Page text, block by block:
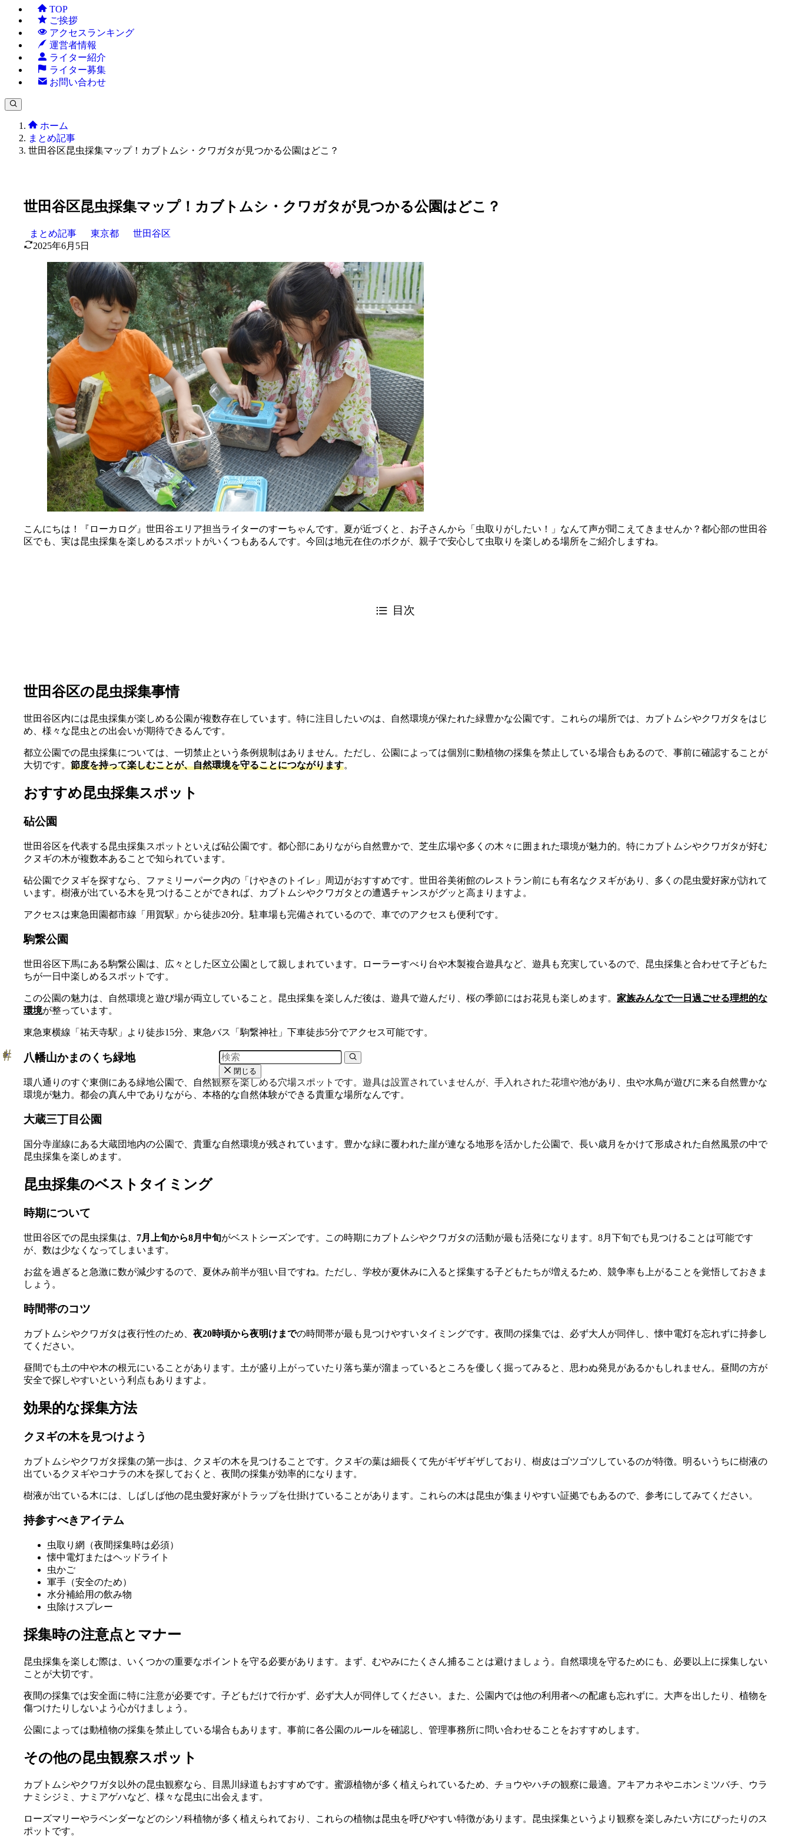
TOP
ご挨拶
アクセスランキング
運営者情報
ライター紹介
ライター募集
お問い合わせ
ホーム
まとめ記事
世田谷区昆虫採集マップ！カブトムシ・クワガタが見つかる公園はどこ？
世田谷区昆虫採集マップ！カブトムシ・クワガタが見つかる公園はどこ？
まとめ記事 東京都
世田谷区
2025年6月5日
こんにちは！『ローカログ』世田谷エリア担当ライターのすーちゃんです。夏が近づくと、お子さんから「虫取りがしたい！」なんて声が聞こえてきませんか？都心部の世田谷
区でも、実は昆虫採集を楽しめるスポットがいくつもあるんです。今回は地元在住のボクが、親子で安心して虫取りを楽しめる場所をご紹介しますね。
目次
世田谷区の昆虫採集事情
世田谷区内には昆虫採集が楽しめる公園が複数存在しています。特に注目したいのは、自然環境が保たれた緑豊かな公園です。これらの場所では、カブトムシやクワガタをはじ
め、様々な昆虫との出会いが期待できるんです。
都立公園での昆虫採集については、一切禁止という条例規制はありません。ただし、公園によっては個別に動植物の採集を禁止している場合もあるので、事前に確認することが
大切です。 節度を持って楽しむことが、自然環境を守ることにつながります。
おすすめ昆虫採集スポット
砧公園
世田谷区を代表する昆虫採集スポットといえば砧公園です。都心部にありながら自然豊かで、芝生広場や多くの木々に囲まれた環境が魅力的。特にカブトムシやクワガタが好む
クヌギの木が複数本あることで知られています。
砧公園でクヌギを探すなら、ファミリーパーク内の「けやきのトイレ」周辺がおすすめです。世田谷美術館のレストラン前にも有名なクヌギがあり、多くの昆虫愛好家が訪れて
います。樹液が出ている木を見つけることができれば、カブトムシやクワガタとの遭遇チャンスがグッと高まりますよ。
アクセスは東急田園都市線「用賀駅」から徒歩20分。駐車場も完備されているので、車でのアクセスも便利です。
駒繋公園
世田谷区下馬にある駒繋公園は、広々とした区立公園として親しまれています。ローラーすべり台や木製複合遊具など、遊具も充実しているので、昆虫採集と合わせて子どもた
ちが一日中楽しめるスポットです。
この公園の魅力は、自然環境と遊び場が両立していること。昆虫採集を楽しんだ後は、遊具で遊んだり、桜の季節にはお花見も楽しめます。 家族みんなで一日過ごせる理想的な
環境が整っています。
東急東横線「祐天寺駅」より徒歩15分、東急バス「駒繋神社」下車徒歩5分でアクセス可能です。
八幡山かまのくち緑地
環八通りのすぐ東側にある緑地公園で、自然観察を楽しめる穴場スポットです。遊具は設置されていませんが、手入れされた花壇や池があり、虫や水鳥が遊びに来る自然豊かな
環境が魅力。都会の真ん中でありながら、本格的な自然体験ができる貴重な場所なんです。
大蔵三丁目公園
国分寺崖線にある大蔵団地内の公園で、貴重な自然環境が残されています。豊かな緑に覆われた崖が連なる地形を活かした公園で、長い歳月をかけて形成された自然風景の中で
昆虫採集を楽しめます。
昆虫採集のベストタイミング
時期について
世田谷区での昆虫採集は、 7月上旬から8月中旬がベストシーズンです。この時期にカブトムシやクワガタの活動が最も活発になります。8月下旬でも見つけることは可能です
が、数は少なくなってしまいます。
お盆を過ぎると急激に数が減少するので、夏休み前半が狙い目ですね。ただし、学校が夏休みに入ると採集する子どもたちが増えるため、競争率も上がることを覚悟しておきま
しょう。
時間帯のコツ
カブトムシやクワガタは夜行性のため、 夜20時頃から夜明けまでの時間帯が最も見つけやすいタイミングです。夜間の採集では、必ず大人が同伴し、懐中電灯を忘れずに持参し
てください。
昼間でも土の中や木の根元にいることがあります。土が盛り上がっていたり落ち葉が溜まっているところを優しく掘ってみると、思わぬ発見があるかもしれません。昼間の方が
安全で探しやすいという利点もありますよ。
効果的な採集方法
クヌギの木を見つけよう
カブトムシやクワガタ採集の第一歩は、クヌギの木を見つけることです。クヌギの葉は細長くて先がギザギザしており、樹皮はゴツゴツしているのが特徴。明るいうちに樹液の
出ているクヌギやコナラの木を探しておくと、夜間の採集が効率的になります。
樹液が出ている木には、しばしば他の昆虫愛好家がトラップを仕掛けていることがあります。これらの木は昆虫が集まりやすい証拠でもあるので、参考にしてみてください。
持参すべきアイテム
虫取り網（夜間採集時は必須）
懐中電灯またはヘッドライト
虫かご
軍手（安全のため）
水分補給用の飲み物
虫除けスプレー
採集時の注意点とマナー
昆虫採集を楽しむ際は、いくつかの重要なポイントを守る必要があります。まず、むやみにたくさん捕ることは避けましょう。自然環境を守るためにも、必要以上に採集しない
ことが大切です。
夜間の採集では安全面に特に注意が必要です。子どもだけで行かず、必ず大人が同伴してください。また、公園内では他の利用者への配慮も忘れずに。大声を出したり、植物を
傷つけたりしないよう心がけましょう。
公園によっては動植物の採集を禁止している場合もあります。事前に各公園のルールを確認し、管理事務所に問い合わせることをおすすめします。
その他の昆虫観察スポット
カブトムシやクワガタ以外の昆虫観察なら、目黒川緑道もおすすめです。蜜源植物が多く植えられているため、チョウやハチの観察に最適。アキアカネやニホンミツバチ、ウラ
ナミシジミ、ナミアゲハなど、様々な昆虫に出会えます。
ローズマリーやラベンダーなどのシソ科植物が多く植えられており、これらの植物は昆虫を呼びやすい特徴があります。昆虫採集というより観察を楽しみたい方にぴったりのス
ポットです。
閉じる